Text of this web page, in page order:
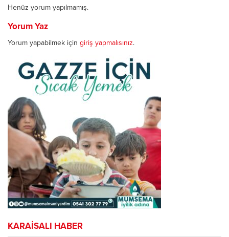
Henüz yorum yapılmamış.
Yorum Yaz
Yorum yapabilmek için giriş yapmalısınız.
KARAİSALI HABER